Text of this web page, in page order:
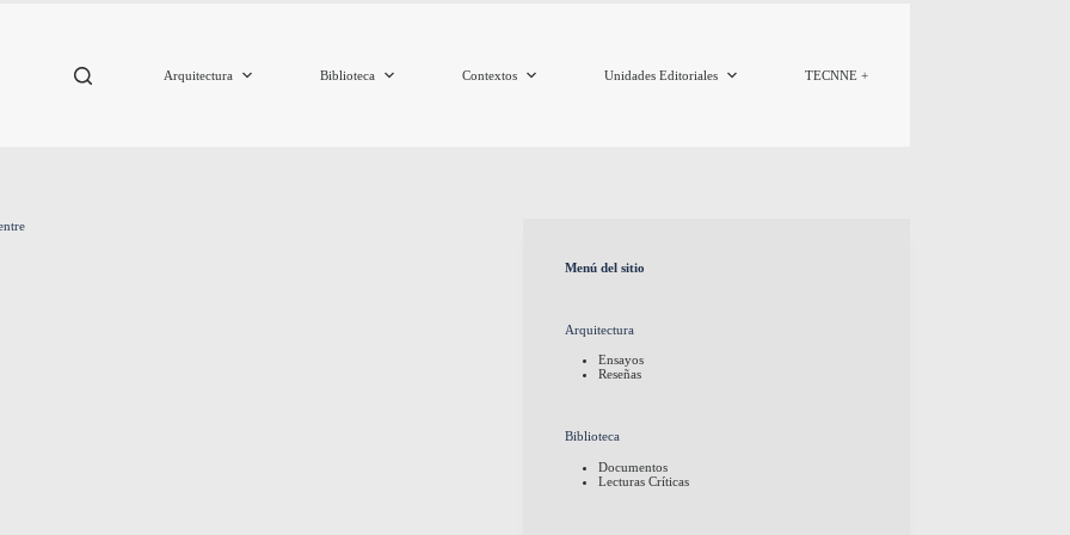
Arquitectura Biblioteca Contextos Unidades Editoriales TECNNE +
Menú del sitio
Arquitectura
Ensayos
Reseñas
Biblioteca
Documentos
Lecturas Críticas